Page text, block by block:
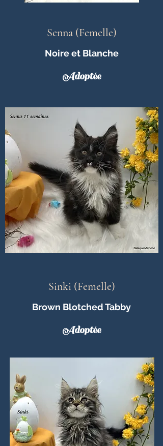
Senna (Femelle)
Noire et Blanche
Adoptée
Sinki (Femelle)
Brown Blotched Tabby
Adoptée